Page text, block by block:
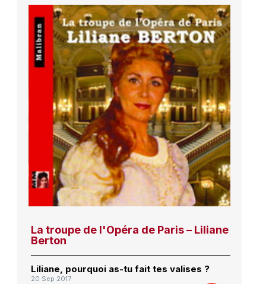
La troupe de l'Opéra de Paris – Liliane
Berton
Liliane, pourquoi as-tu fait tes valises ?
20 Sep 2017